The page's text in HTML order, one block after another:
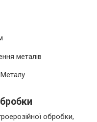
металів
обробки,